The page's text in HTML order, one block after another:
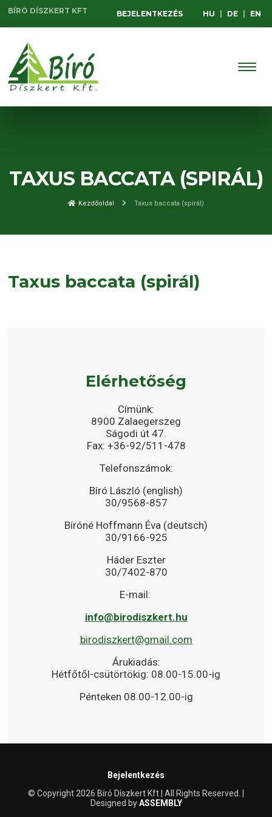
BÍRÓ DÍSZKERT KFT BEJELENTKEZÉS HU DE EN
TAXUS BACCATA (SPIRÁL)
Kezdőoldal Taxus baccata (spirál)
Taxus baccata (spirál)
Elérhetőség
Címünk:
8900 Zalaegerszeg
Ságodi út 47.
Fax: +36-92/511-478
Telefonszámok:
Bíró László (english)
30/9568-857
Bíróné Hoffmann Éva (deutsch)
30/9166-925
Háder Eszter
30/7402-870
E-mail:
info@birodiszkert.hu
birodiszkert@gmail.com
Árukiadás:
Hétfőtől-csütörtökig: 08.00-15.00-ig
Pénteken 08.00-12.00-ig
Bejelentkezés
© Copyright 2026 Bíró Díszkert Kft | All Rights Reserved. |
Designed byASSEMBLY